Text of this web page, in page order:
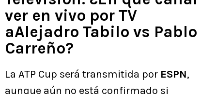
ver en vivo por TV
aAlejadro Tabilo vs Pablo
Carreño?
La ATP Cup será transmitida por ESPN,
aunque aún no está confirmado si